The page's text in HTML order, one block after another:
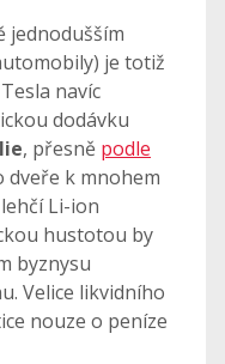
jednodušším
je totiž
navíc
dodávku
, přesně podle
dveře k mnohem
Li-ion
hustotou by
byznysu
Velice likvidního
nouze o peníze